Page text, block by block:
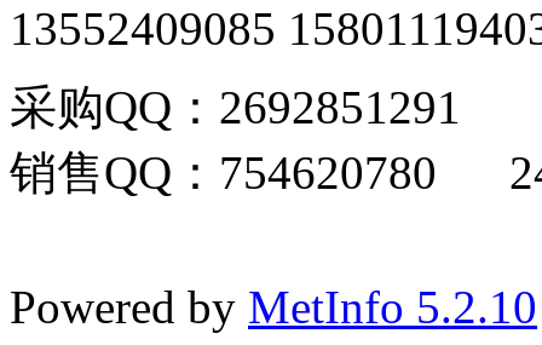
13552409085
采购QQ：2692851291
销售QQ：754620780
Powered by MetInfo 5.2.10